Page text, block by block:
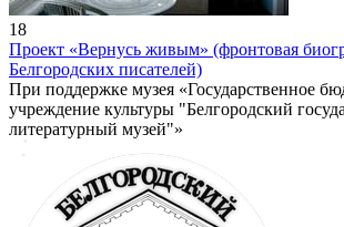
18
Проект «Вернусь живым» (фронтовая
Белгородских писателей)
При поддержке музея «Государственное
учреждение культуры "Белгородский
литературный музей"»